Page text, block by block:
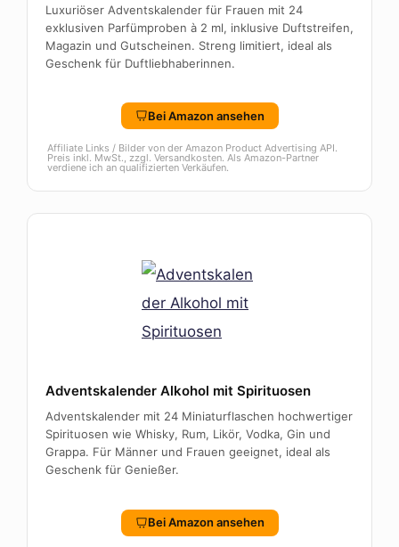
Luxuriöser Adventskalender für Frauen mit 24
exklusiven Parfümproben à 2 ml, inklusive Duftstreifen,
Magazin und Gutscheinen. Streng limitiert, ideal als
Geschenk für Duftliebhaberinnen.
Bei Amazon ansehen
Affiliate Links / Bilder von der Amazon Product Advertising API.
Preis inkl. MwSt., zzgl. Versandkosten. Als Amazon-Partner
verdiene ich an qualifizierten Verkäufen.
Adventskalender Alkohol mit Spirituosen
Adventskalender mit 24 Miniaturflaschen hochwertiger
Spirituosen wie Whisky, Rum, Likör, Vodka, Gin und
Grappa. Für Männer und Frauen geeignet, ideal als
Geschenk für Genießer.
Bei Amazon ansehen